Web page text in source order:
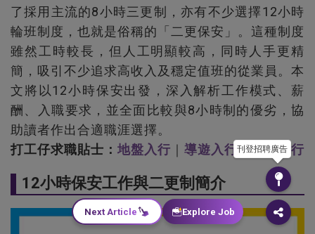
了採用主流的8小時三更制，亦有不少選擇12小時
輪班制度，也就是俗稱的「二更保安」。這種制度
雖然工時較長，但人工明顯較高，同時人手更精
簡，吸引不少追求高收入及穩定值班的從業員。本
文將以12小時保安出發，深入解析工作模式、薪
酬、入職要求，並全面比較與8小時制的優劣，協
助讀者作出合適職涯選擇。
打工仔求職貼士： 地盤入行 ｜ 導遊入行｜領隊入行
12小時保安工作與二更制簡介
刊登招聘廣告
Next Article Explore Job